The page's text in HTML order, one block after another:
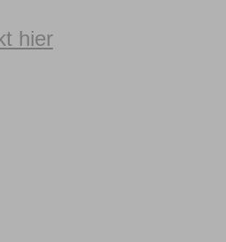
hier